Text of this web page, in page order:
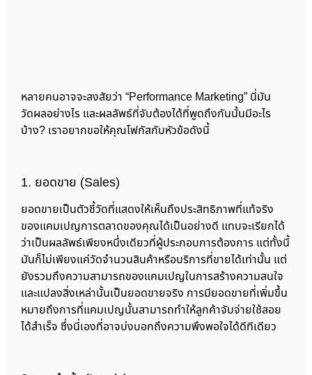
หลายคนอาจจะสงสัยว่า “Performance Marketing” นี่มัน
วัดผลอย่างไร และผลลัพธ์ที่จับต้องได้ที่พูดถึงกันนั้นมีอะไร
บ้าง? เราอยากขอให้คุณโฟกัสกับหัวข้อดังนี้
1. ยอดขาย (Sales)
ยอดขายเป็นตัวชี้วัดที่แสดงให้เห็นถึงประสิทธิภาพที่แท้จริง
ของแคมเปญการตลาดของคุณได้เป็นอย่างดี แทบจะเรียกได้
ว่าเป็นผลลัพธ์เพียงหนึ่งเดียวที่ผู้ประกอบการต้องการ แต่ทั้งนี้
มันก็ไม่เพียงแค่วัดจำนวนสินค้าหรือบริการที่ขายได้เท่านั้น แต่
ยังรวมถึงความสามารถของแคมเปญในการสร้างความสนใจ
และแปลงสิ่งเหล่านั้นเป็นยอดขายจริง การมียอดขายที่เพิ่มขึ้น
หมายถึงการที่แคมเปญนั้นสามารถทำให้ลูกค้าจับจ่ายใช้สอย
ได้สำเร็จ ซึ่งนี่เองที่อาจบ่งบอกถึงความพึงพอใจได้ดีทีเดียว